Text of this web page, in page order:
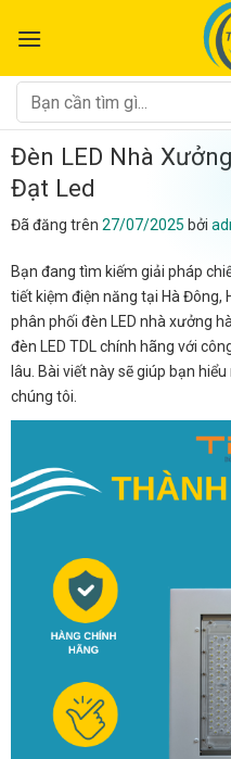
đến
dung
Tìm
kiếm:
Đèn LED Nhà
Đạt Led
Đã đăng trên 27/07/2025 bởi
Bạn đang tìm kiếm giải pháp
tiết kiệm điện năng tại Hà Đông,
phân phối đèn LED nhà xưởng
đèn LED TDL chính hãng với
lâu. Bài viết này sẽ giúp bạn
chúng tôi.